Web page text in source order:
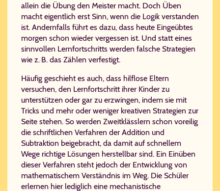
allein die Übung den Meister macht. Doch Üben
macht eigentlich erst Sinn, wenn die Logik verstanden
ist. Andernfalls führt es dazu, dass heute Eingeübtes
morgen schon wieder vergessen ist. Und statt eines
sinnvollen Lernfortschritts werden falsche Strategien
wie z. B. das Zählen verfestigt.
Häufig geschieht es auch, dass hilflose Eltern
versuchen, den Lernfortschritt ihrer Kinder zu
unterstützen oder gar zu erzwingen, indem sie mit
Tricks und mehr oder weniger kreativen Strategien zur
Seite stehen. So werden Zweitklässlern schon voreilig
die schriftlichen Verfahren der Addition und
Subtraktion beigebracht, da damit auf schnellem
Wege richtige Lösungen herstellbar sind. Ein Einüben
dieser Verfahren steht jedoch der Entwicklung von
mathematischem Verständnis im Weg. Die Schüler
erlernen hier lediglich eine mechanistische